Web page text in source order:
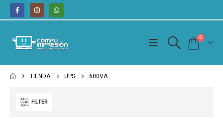
0
TIENDA UPS 600VA
FILTER